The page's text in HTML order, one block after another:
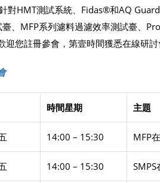
對HMT測試系統、Fidas®和AQ
臺、MFP系列濾料過濾效率測試臺、
迎您註冊參會，第壹時間獲悉在線研討
時間星期 主題
14:00 – 15:30 MFP
14:00 – 15:30 SMPS